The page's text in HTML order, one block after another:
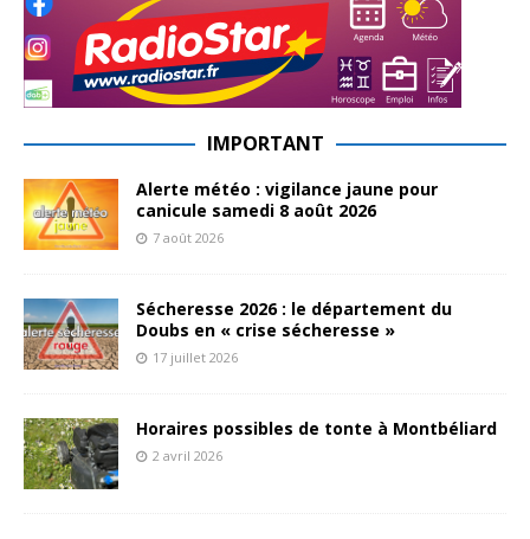
IMPORTANT
Alerte météo : vigilance jaune pour
canicule samedi 8 août 2026
7 août 2026
Sécheresse 2026 : le département du
Doubs en « crise sécheresse »
17 juillet 2026
Horaires possibles de tonte à Montbéliard
2 avril 2026